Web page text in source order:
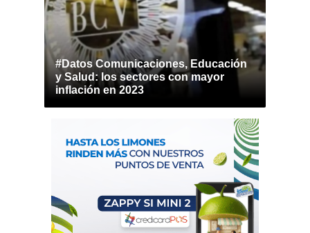
#Datos Comunicaciones, Educación
y Salud: los sectores con mayor
inflación en 2023